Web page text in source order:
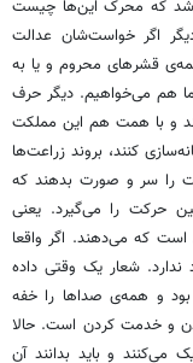
شد که محرک این‌ها چیست
اگر خواست‌شان عدالت
قشرهای محروم و یا به
هم می‌خواهیم. دیگر حرف
و با همت هم این مملکت
کنند، بروند زراعت‌ها
را سر و صورت بدهند که
حرکت را می‌گیرد. یعنی
که می‌دهند. اگر واقعا
شعار یک وقتی داده
و همه‌ی صداها را خفه
و خدمت کردن است. حالا
می‌کنند و باید بدانند آن